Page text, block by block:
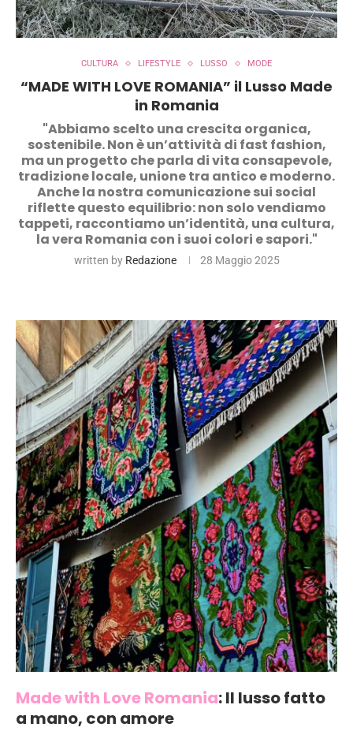
CULTURA LIFESTYLE LUSSO MODE
“MADE WITH LOVE ROMANIA” il Lusso Made
in Romania
"Abbiamo scelto una crescita organica,
sostenibile. Non è un’attività di fast fashion,
ma un progetto che parla di vita consapevole,
tradizione locale, unione tra antico e moderno.
Anche la nostra comunicazione sui social
riflette questo equilibrio: non solo vendiamo
tappeti, raccontiamo un’identità, una cultura,
la vera Romania con i suoi colori e sapori."
written by Redazione 28 Maggio 2025
Made with Love Romania: Il lusso fatto
a mano, con amore